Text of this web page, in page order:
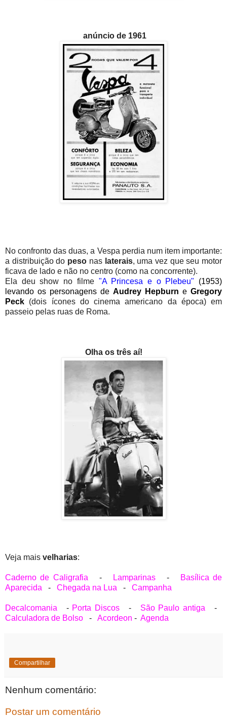
anúncio de 1961
No confronto das duas, a Vespa perdia num item importante:
a distribuição do peso nas laterais, uma vez que seu motor
ficava de lado e não no centro (como na concorrente).
Ela deu show no filme "A Princesa e o Plebeu" (1953)
levando os personagens de Audrey Hepburn e Gregory
Peck (dois ícones do cinema americano da época) em
passeio pelas ruas de Roma.
Olha os três aí!
Veja mais velharias:
Caderno de Caligrafia - Lamparinas-
Basílica de
Aparecida
- Chegada na Lua - Campanha
Decalcomania - Porta Discos- São Paulo antiga -
Calculadora de Bolso - Acordeon - Agenda
Compartilhar
Nenhum comentário:
Postar um comentário